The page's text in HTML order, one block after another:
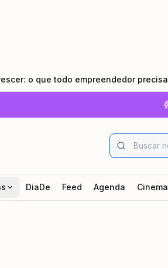
todo empreendedor precisa saber
DiaDe Feed Agenda Cinema